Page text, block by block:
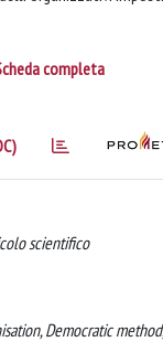
completa
scientifico
Democratic